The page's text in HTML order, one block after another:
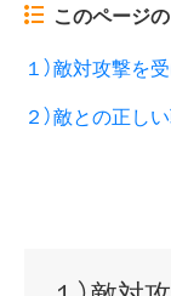
このページ
１）敵対攻撃を
２）敵との正し